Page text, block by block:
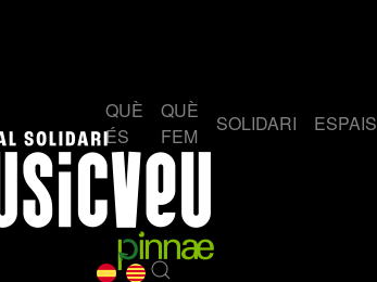
QUÈ
ÉS
QUÈ
FEM
SOLIDARI ESPAIS